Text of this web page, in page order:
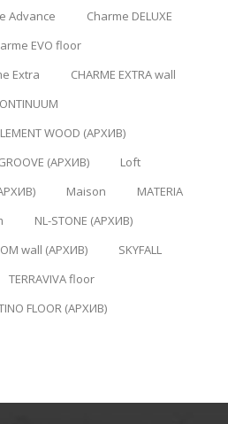
Advance
Charme DELUXE
EVO floor
Extra
CHARME EXTRA wall
WOOD (АРХИВ)
(АРХИВ)
Loft
Maison
MATERIA
NL-STONE (АРХИВ)
wall (АРХИВ)
SKYFALL
TERRAVIVA floor
FLOOR (АРХИВ)